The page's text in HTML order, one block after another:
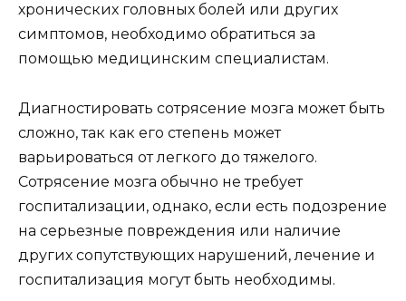
хронических головных болей или других
симптомов, необходимо обратиться за
помощью медицинским специалистам.
Диагностировать сотрясение мозга может быть
сложно, так как его степень может
варьироваться от легкого до тяжелого.
Сотрясение мозга обычно не требует
госпитализации, однако, если есть подозрение
на серьезные повреждения или наличие
других сопутствующих нарушений, лечение и
госпитализация могут быть необходимы.